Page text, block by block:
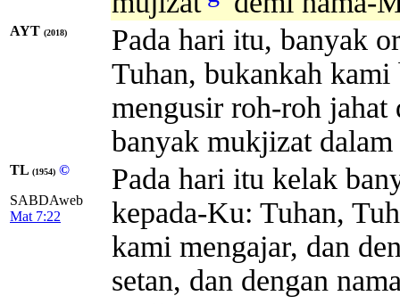
AYT (2018)
Pada hari itu, banyak
Tuhan, bukankah
mengusir roh-roh jahat
banyak mukjizat dalam
TL (1954) ©
SABDAweb
Mat 7:22
Pada hari itu kelak
kepada-Ku: Tuhan,
kami mengajar, dan
setan, dan dengan